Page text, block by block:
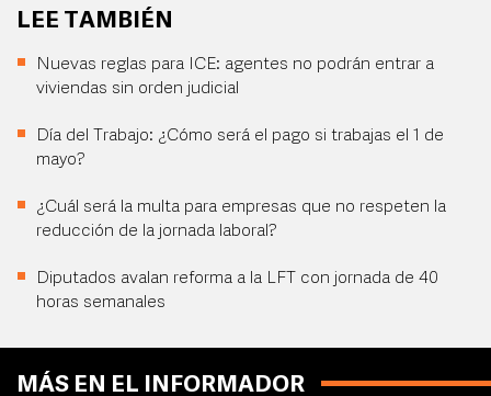
LEE TAMBIÉN
Nuevas reglas para ICE: agentes no podrán entrar a
viviendas sin orden judicial
Día del Trabajo: ¿Cómo será el pago si trabajas el 1 de
mayo?
¿Cuál será la multa para empresas que no respeten la
reducción de la jornada laboral?
Diputados avalan reforma a la LFT con jornada de 40
horas semanales
MÁS EN EL INFORMADOR